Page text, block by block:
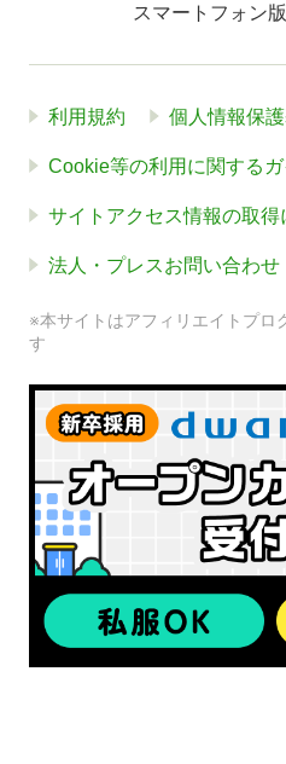
スマートフォン版
利用規約 個人情報保
Cookie等の利用に関する
サイトアクセス情報の取得
法人・プレスお問い合わせ
※本サイトはアフィリエイトプロ
す